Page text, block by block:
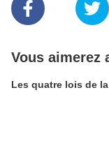
Vous aimerez
Les quatre lois de